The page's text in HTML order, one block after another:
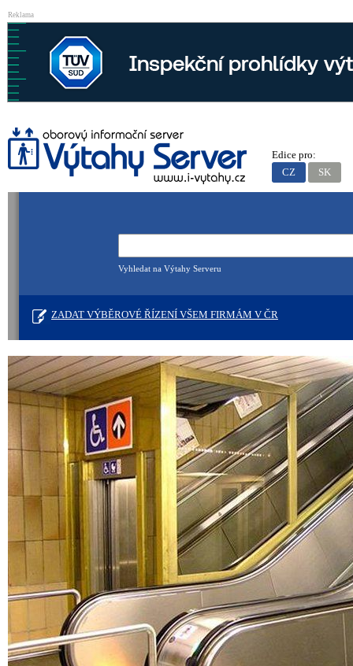
Reklama
Vyhledat na Výtahy Serveru
ZADAT VÝBĚROVÉ ŘÍZENÍ VŠEM FIRMÁM V ČR
Edice pro:
CZ
SK